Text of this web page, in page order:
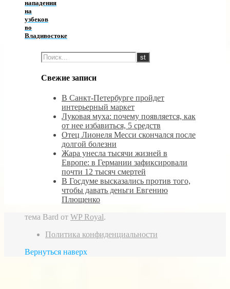
нападения
на
узбеков
во
Владивостоке
Свежие записи
В Санкт-Петербурге пройдет
интерьерный маркет
Луковая муха: почему появляется, как
от нее избавиться, 5 средств
Отец Лионеля Месси скончался после
долгой болезни
Жара унесла тысячи жизней в
Европе: в Германии зафиксировали
почти 12 тысяч смертей
В Госдуме высказались против того,
чтобы давать деньги Евгению
Плющенко
тема Bard от WP Royal.
Политика конфиденциальности
Вернуться наверх